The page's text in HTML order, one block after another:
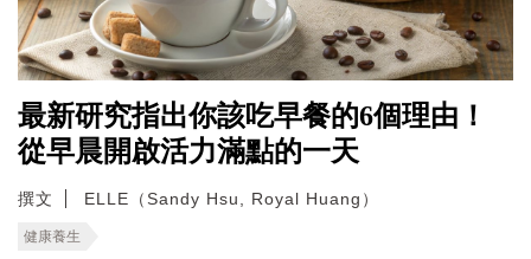
最新研究指出你該吃早餐的6個理由！
從早晨開啟活力滿點的一天
撰文 ELLE（Sandy Hsu, Royal Huang）
健康養生